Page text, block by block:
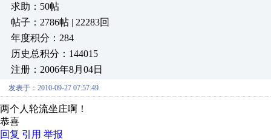
求助：50帖
帖子：2786帖 | 22283回
年度积分：284
历史总积分：144015
注册：2006年8月04日
发表于：2010-09-27 07:57:49
两个人轮流坐庄啊！
恭喜
回复 引用 举报